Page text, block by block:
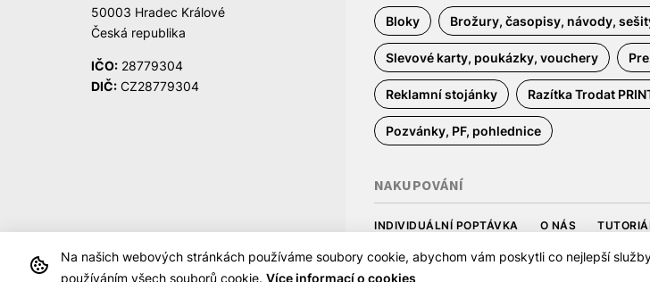
50003 Hradec Králové
Česká republika
IČO: 28779304
DIČ: CZ28779304
Bloky Brožury, časopisy, návody,
Slevové karty, poukázky, vouchery
Reklamní stojánky Razítka Trodat
Pozvánky, PF, pohlednice
NAKUPOVÁNÍ
INDIVIDUÁLNÍ POPTÁVKA O NÁS
Obchodní podmínky
Ochrana osobních údajů
Na našich webových stránkách používáme soubory cookie, abychom vám poskytli co nejlepší
používáním všech souborů cookie. Více informací o cookies